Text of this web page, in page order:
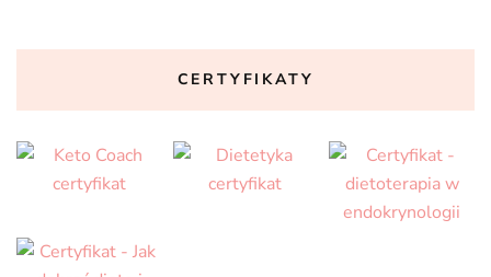
CERTYFIKATY